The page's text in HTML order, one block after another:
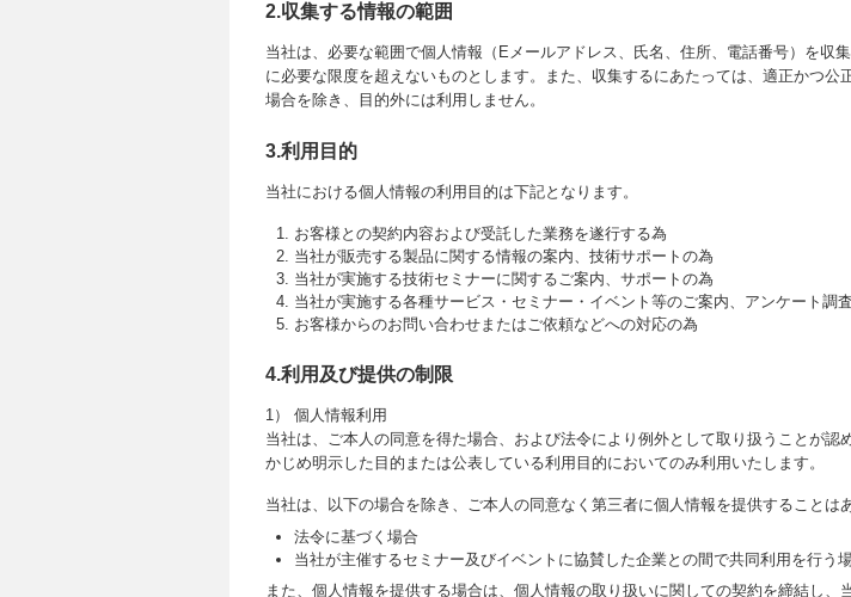
2.収集する情報の範囲
当社は、必要な範囲で個人情報（Eメールアドレス、氏名、住所、電話番号）を収
に必要な限度を超えないものとします。また、収集するにあたっては、適正かつ
場合を除き、目的外には利用しません。
3.利用目的
当社における個人情報の利用目的は下記となります。
お客様との契約内容および受託した業務を遂行する為
当社が販売する製品に関する情報の案内、技術サポートの為
当社が実施する技術セミナーに関するご案内、サポートの為
当社が実施する各種サービス・セミナー・イベント等のご案内、アンケート調
お客様からのお問い合わせまたはご依頼などへの対応の為
4.利用及び提供の制限
1） 個人情報利用
当社は、ご本人の同意を得た場合、および法令により例外として取り扱うことが
かじめ明示した目的または公表している利用目的においてのみ利用いたします。
当社は、以下の場合を除き、ご本人の同意なく第三者に個人情報を提供することは
法令に基づく場合
当社が主催するセミナー及びイベントに協賛した企業との間で共同利用を行う
また、個人情報を提供する場合は、個人情報の取り扱いに関しての契約を締結し、